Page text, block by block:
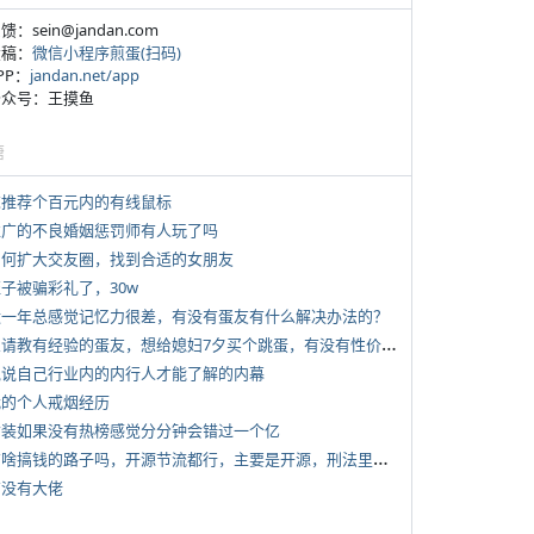
：sein@jandan.com
： 微信小程序煎蛋(扫码)
： jandan.net/app
号：王摸鱼
荐个百元内的有线鼠标
的不良婚姻惩罚师有人玩了吗
扩大交友圈，找到合适的女朋友
被骗彩礼了，30w
年总感觉记忆力很差，有没有蛋友有什么解决办法的？
*
想请教有经验的蛋友，想给媳妇7夕买个跳蛋，有没有性价比高的推荐
自己行业内的内行人才能了解的内幕
个人戒烟经历
如果没有热榜感觉分分钟会错过一个亿
*
有啥搞钱的路子吗，开源节流都行，主要是开源，刑法里的咱不做
有大佬